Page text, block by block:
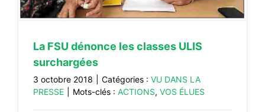
La FSU dénonce les classes ULIS
surchargées
3 octobre 2018 Catégories : VU DANS LA
PRESSE
Mots-clés : ACTIONS, VOS ÉLUES